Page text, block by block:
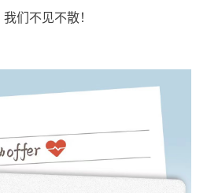
我们不见不散！